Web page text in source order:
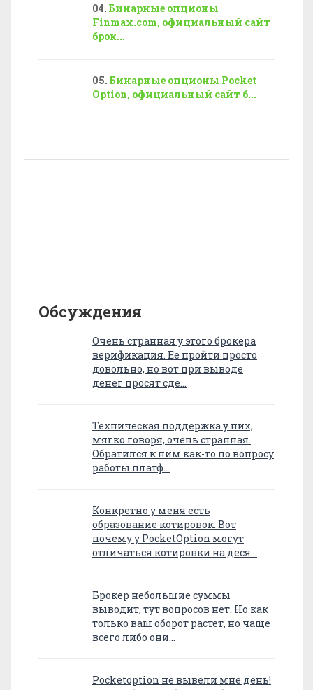
Бинарные опционы
Finmax.com, официальный сайт
брок...
Бинарные опционы Pocket
Option, официальный сайт б...
Обсуждения
Очень странная у этого брокера
верификация. Ее пройти просто
довольно, но вот при выводе
денег просят сде…
Техническая поддержка у них,
мягко говоря, очень странная.
Обратился к ним как-то по вопросу
работы платф…
Конкретно у меня есть
образование котировок. Вот
почему у PocketOption могут
отличаться котировки на деся…
Брокер небольшие суммы
выводит, тут вопросов нет. Но как
только ваш оборот растет, но чаще
всего либо они…
Pocketoption не вывели мне день!